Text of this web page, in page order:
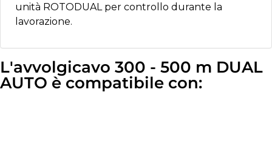
unità ROTODUAL per controllo durante la
lavorazione.
L'avvolgicavo 300 - 500 m DUAL
AUTO è compatibile con: